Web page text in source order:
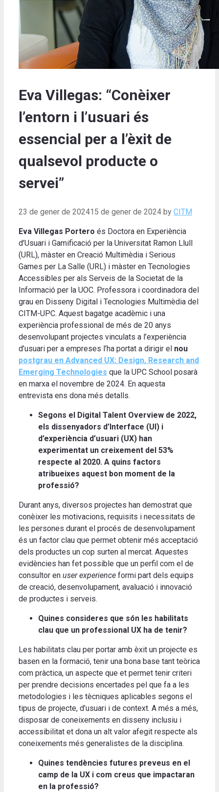
Eva Villegas: “Conèixer
l’entorn i l’usuari és
essencial per a l’èxit de
qualsevol producte o
servei”
23 de gener de 202415 de gener de 2024 by CITM
Eva Villegas Portero és Doctora en Experiència
d’Usuari i Gamificació per la Universitat Ramon Llull
(URL), màster en Creació Multimèdia i Serious
Games per La Salle (URL) i màster en Tecnologies
Accessibles per als Serveis de la Societat de la
Informació per la UOC. Professora i coordinadora del
grau en Disseny Digital i Tecnologies Multimèdia del
CITM-UPC. Aquest bagatge acadèmic i una
experiència professional de més de 20 anys
desenvolupant projectes vinculats a l’experiència
d’usuari per a empreses l’ha portat a dirigir el nou
postgrau en Advanced UX: Design, Research and
Emerging Technologies que la UPC School posarà
en marxa el novembre de 2024. En aquesta
entrevista ens dona més detalls.
Segons el Digital Talent Overview de 2022,
els dissenyadors d’Interface (UI) i
d’experiència d’usuari (UX) han
experimentat un creixement del 53%
respecte al 2020. A quins factors
atribueixes aquest bon moment de la
professió?
Durant anys, diversos projectes han demostrat que
conèixer les motivacions, requisits i necessitats de
les persones durant el procés de desenvolupament
és un factor clau que permet obtenir més acceptació
dels productes un cop surten al mercat. Aquestes
evidències han fet possible que un perfil com el de
consultor en user experience formi part dels equips
de creació, desenvolupament, avaluació i innovació
de productes i serveis.
Quines consideres que són les habilitats
clau que un professional UX ha de tenir?
Les habilitats clau per portar amb èxit un projecte es
basen en la formació, tenir una bona base tant teòrica
com pràctica, un aspecte que et permet tenir criteri
per prendre decisions encertades pel que fa a les
metodologies i les tècniques aplicables segons el
tipus de projecte, d’usuari i de context. A més a més,
disposar de coneixements en disseny inclusiu i
accessibilitat et dona un alt valor afegit respecte als
coneixements més generalistes de la disciplina.
Quines tendències futures preveus en el
camp de la UX i com creus que impactaran
en la professió?